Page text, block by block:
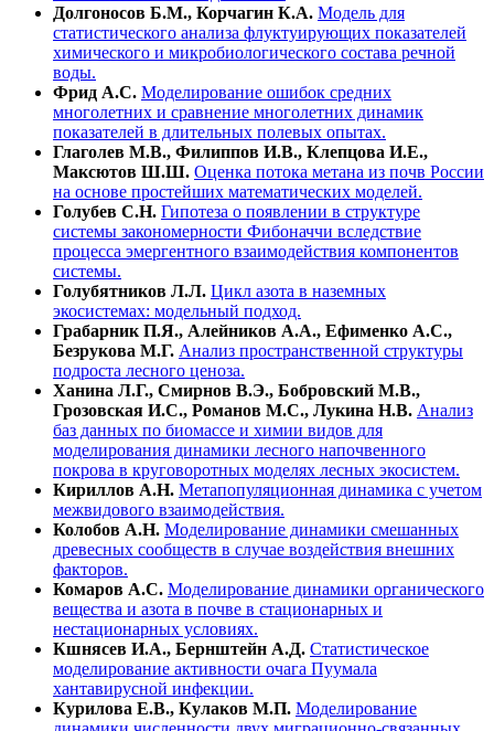
Долгоносов Б.М., Корчагин К.А. Модель для
статистического анализа флуктуирующих показателей
химического и микробиологического состава речной
воды.
Фрид А.С. Моделирование ошибок средних
многолетних и сравнение многолетних динамик
показателей в длительных полевых опытах.
Глаголев М.В., Филиппов И.В., Клепцова И.Е.,
Максютов Ш.Ш. Оценка потока метана из почв России
на основе простейших математических моделей.
Голубев С.Н. Гипотеза о появлении в структуре
системы закономерности Фибоначчи вследствие
процесса эмергентного взаимодействия компонентов
системы.
Голубятников Л.Л. Цикл азота в наземных
экосистемах: модельный подход.
Грабарник П.Я., Алейников А.А., Ефименко А.С.,
Безрукова М.Г. Анализ пространственной структуры
подроста лесного ценоза.
Ханина Л.Г., Смирнов В.Э., Бобровский М.В.,
Грозовская И.С., Романов М.С., Лукина Н.В. Анализ
баз данных по биомассе и химии видов для
моделирования динамики лесного напочвенного
покрова в круговоротных моделях лесных экосистем.
Кириллов А.Н. Метапопуляционная динамика с учетом
межвидового взаимодействия.
Колобов А.Н. Моделирование динамики смешанных
древесных сообществ в случае воздействия внешних
факторов.
Комаров А.С. Моделирование динамики органического
вещества и азота в почве в стационарных и
нестационарных условиях.
Кшнясев И.А., Бернштейн А.Д. Статистическое
моделирование активности очага Пуумала
хантавирусной инфекции.
Курилова Е.В., Кулаков М.П. Моделирование